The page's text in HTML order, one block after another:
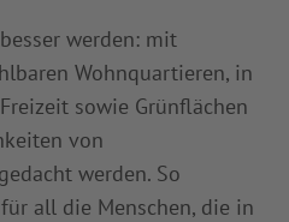
werden: mit
Wohnquartieren, in
sowie Grünflächen
von
werden. So
all die Menschen, die in